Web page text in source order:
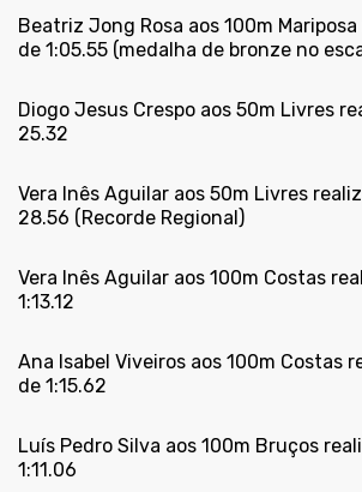
Beatriz Jong Rosa aos 100m
de 1:05.55 (medalha de bronze no
Diogo Jesus Crespo aos 50m Livres
25.32
Vera Inês Aguilar aos 50m Livres
28.56 (Recorde Regional)
Vera Inês Aguilar aos 100m Costas
1:13.12
Ana Isabel Viveiros aos 100m Costas
de 1:15.62
Luís Pedro Silva aos 100m Bruços
1:11.06